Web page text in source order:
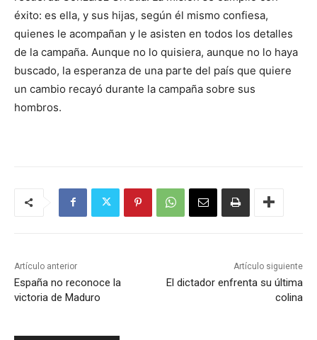
éxito: es ella, y sus hijas, según él mismo confiesa,
quienes le acompañan y le asisten en todos los detalles
de la campaña. Aunque no lo quisiera, aunque no lo haya
buscado, la esperanza de una parte del país que quiere
un cambio recayó durante la campaña sobre sus
hombros.
Artículo anterior
España no reconoce la
victoria de Maduro
Artículo siguiente
El dictador enfrenta su última
colina